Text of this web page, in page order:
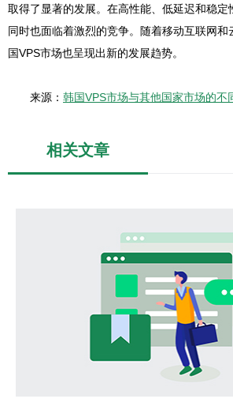
取得了显著的发展。在高性能、低延迟和稳定
同时也面临着激烈的竞争。随着移动互联网
国VPS市场也呈现出新的发展趋势。
来源： 韩国VPS市场与其他国家市场的不
相关文章